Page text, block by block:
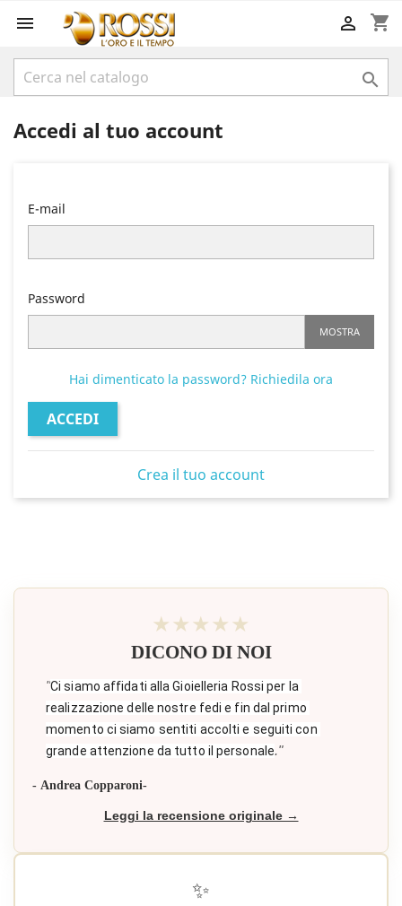
 shopping_cart


Accedi al tuo account
E-mail
Password
MOSTRA
Hai dimenticato la password? Richiedila ora
ACCEDI
Crea il tuo account
★★★★★
DICONO DI NOI
"Ci siamo affidati alla Gioielleria Rossi per la
realizzazione delle nostre fedi e fin dal primo
momento ci siamo sentiti accolti e seguiti con
grande attenzione da tutto il personale."
- Andrea Copparoni-
Leggi la recensione originale →
✨